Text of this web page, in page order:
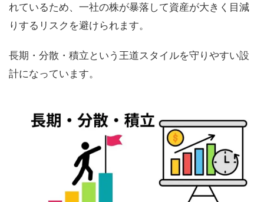
れているため、一社の株が暴落して資産が大きく目減
りするリスクを避けられます。
長期・分散・積立という王道スタイルを守りやすい設
計になっています。